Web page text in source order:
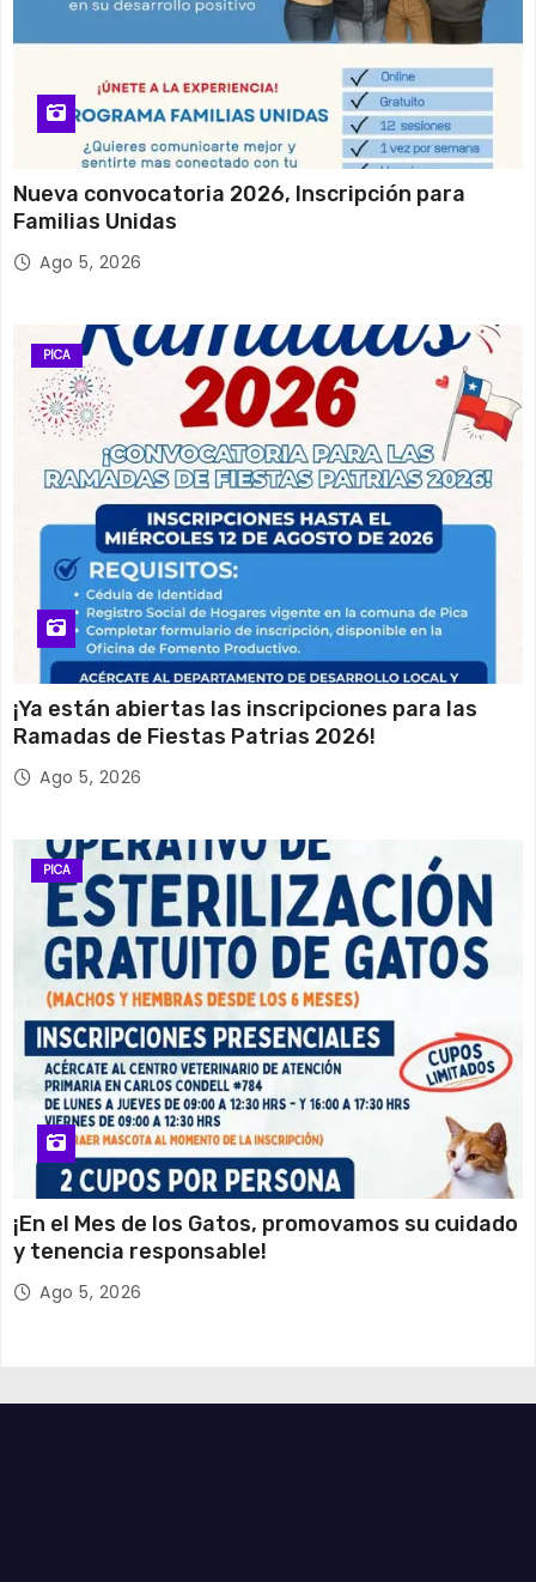
Nueva convocatoria 2026, Inscripción para
Familias Unidas
Ago 5, 2026
PICA
¡Ya están abiertas las inscripciones para las
Ramadas de Fiestas Patrias 2026!
Ago 5, 2026
PICA
¡En el Mes de los Gatos, promovamos su cuidado
y tenencia responsable!
Ago 5, 2026